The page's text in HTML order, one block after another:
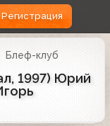
Регистрация
Блеф-клуб
1997) Юрий